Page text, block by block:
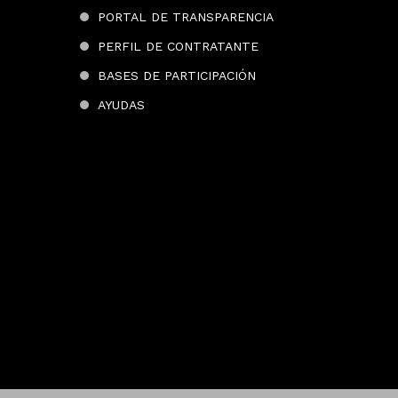
PORTAL DE TRANSPARENCIA
PERFIL DE CONTRATANTE
BASES DE PARTICIPACIÓN
AYUDAS